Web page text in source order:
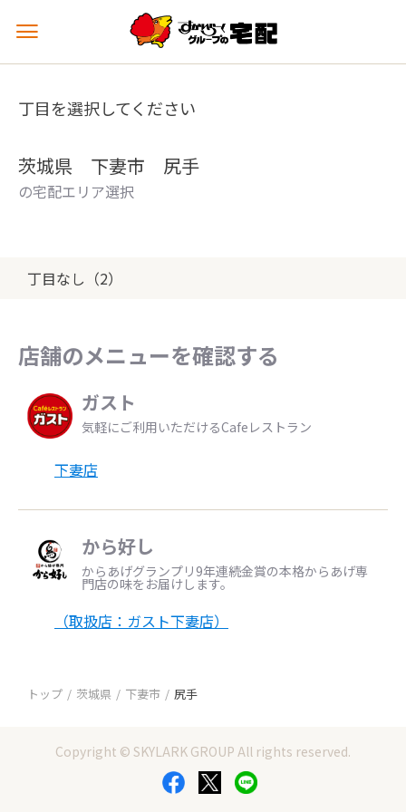
メ
ュ
を
丁目を選択してください
茨城県 下妻市 尻手
の宅配エリア選択
丁目なし（2）
店舗のメニューを確認する
ガスト
気軽にご利用いただけるCafeレストラン
下妻店
から好し
からあげグランプリ9年連続金賞の本格からあげ専
門店の味をお届けします。
（取扱店：ガスト下妻店）
トップ 茨城県 下妻市 尻手
Copyright © SKYLARK GROUP All rights reserved.